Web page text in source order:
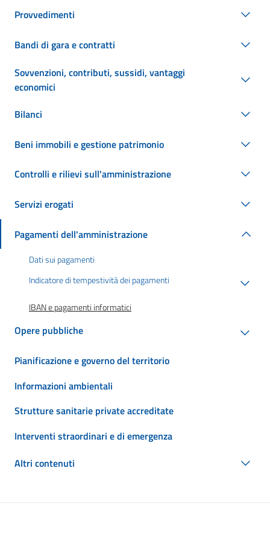
Provvedimenti
Bandi di gara e contratti
Sovvenzioni, contributi, sussidi, vantaggi
economici
Bilanci
Beni immobili e gestione patrimonio
Controlli e rilievi sull'amministrazione
Servizi erogati
Pagamenti dell'amministrazione
Dati sui pagamenti
Indicatore di tempestività dei pagamenti
IBAN e pagamenti informatici
Opere pubbliche
Pianificazione e governo del territorio
Informazioni ambientali
Strutture sanitarie private accreditate
Interventi straordinari e di emergenza
Altri contenuti